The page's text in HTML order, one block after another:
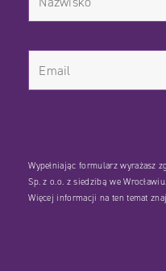
Wypełniając formularz wyrażasz
Sp. z o.o. z siedzibą we
Więcej informacji na ten temat